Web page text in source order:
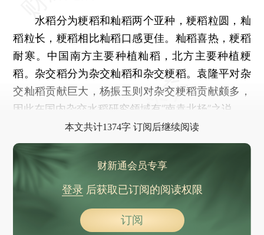
水稻分为粳稻和籼稻两个亚种，粳稻粒圆，籼
稻粒长，粳稻相比籼稻口感更佳。籼稻喜热，粳稻
耐寒。中国南方主要种植籼稻，北方主要种植粳
稻。杂交稻分为杂交籼稻和杂交粳稻。袁隆平对杂
交籼稻贡献巨大，杨振玉则对杂交粳稻贡献颇多，
因此在国内杂交水稻研究领域有“南袁北杨”之说。
本文共计1374字 订阅后继续阅读
财新通会员专享
登录后获取已订阅的阅读权限
订阅